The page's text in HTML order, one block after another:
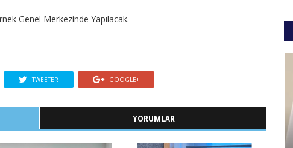
Genel Merkezinde Yapılacak.
TWEETER GOOGLE+
YORUMLAR